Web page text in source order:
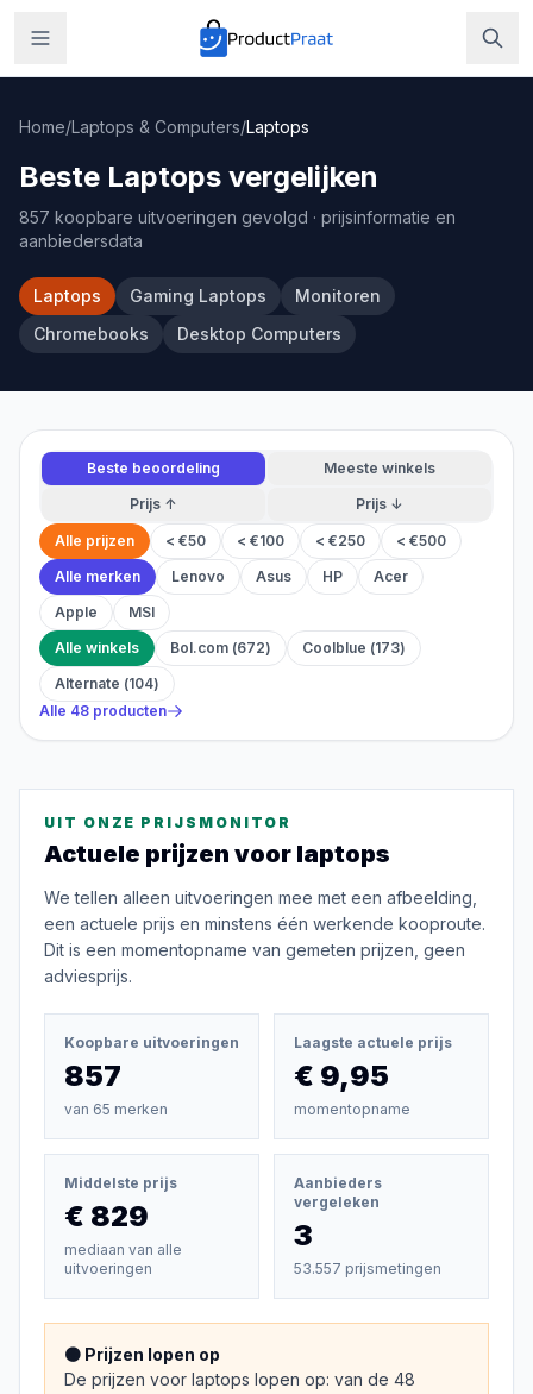
Home/Laptops & Computers/Laptops
Beste Laptops vergelijken
857 koopbare uitvoeringen gevolgd · prijsinformatie en
aanbiedersdata
Laptops Gaming Laptops
Monitoren
Chromebooks
Desktop Computers
Beste beoordeling
Meeste winkels
Prijs ↑
Prijs ↓
Alle prijzen < €50 < €100 < €250
< €500
Alle merken
Lenovo Asus HP
Acer
Apple
MSI
Alle winkels
Bol.com (672) Coolblue (173)
Alternate (104)
Alle 48 producten
UIT ONZE PRIJSMONITOR
Actuele prijzen voor laptops
We tellen alleen uitvoeringen mee met een afbeelding,
een actuele prijs en minstens één werkende kooproute.
Dit is een momentopname van gemeten prijzen, geen
adviesprijs.
Koopbare uitvoeringen
857
van 65 merken
Laagste actuele prijs
€ 9,95
momentopname
Middelste prijs
€ 829
mediaan van alle
uitvoeringen
Aanbieders
vergeleken
3
53.557 prijsmetingen
🟠 Prijzen lopen op
De prijzen voor laptops lopen op: van de 48